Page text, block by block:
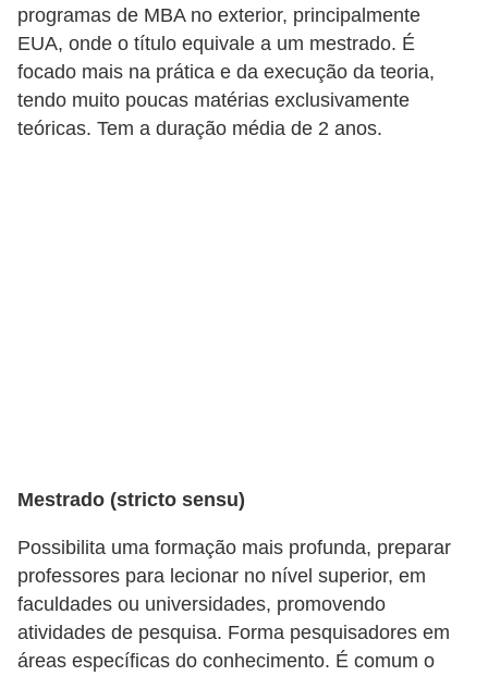
programas de MBA no exterior, principalmente
EUA, onde o título equivale a um mestrado. É
focado mais na prática e da execução da teoria,
tendo muito poucas matérias exclusivamente
teóricas. Tem a duração média de 2 anos.
Mestrado (stricto sensu)
Possibilita uma formação mais profunda, preparar
professores para lecionar no nível superior, em
faculdades ou universidades, promovendo
atividades de pesquisa. Forma pesquisadores em
áreas específicas do conhecimento. É comum o
o
l
G
a
e
r
a
l